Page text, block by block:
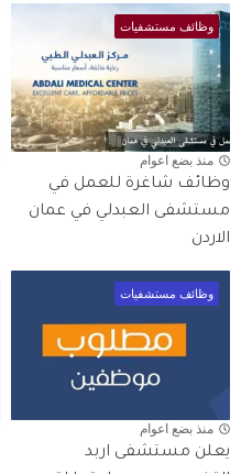
وظائف مستشفيات
منذ بضع اعوام
وظائف شاغرة للعمل في
مستشفى العبدلي في عمان
الاردن
وظائف مستشفيات
منذ بضع اعوام
يعلن مستشفى اربد